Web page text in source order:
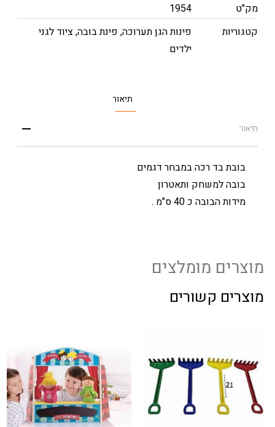
מק"ט
1954
קטגוריות
פינות הגן תערוכה, פינת בובה,ציוד לגני
ילדים
תיאור
תיאור
בובת בד רכה במבחר דגמים
בובה למשחק ותאטרון
מידות הבובה כ 40 ס"מ .
מוצרים מומלצים
מוצרים קשורים